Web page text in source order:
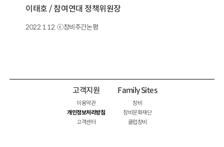
이태호 / 참여연대 정책위원장
2022.1.12. ⓒ창비주간논평
고객지원
이용약관
개인정보처리방침
고객센터
Family Sites
창비
창비문화재단
클럽창비